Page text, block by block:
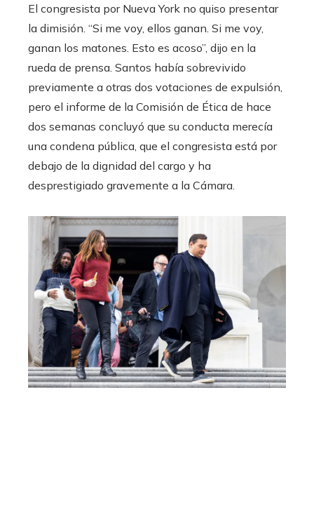
El congresista por Nueva York no quiso presentar
la dimisión. “Si me voy, ellos ganan. Si me voy,
ganan los matones. Esto es acoso”, dijo en la
rueda de prensa. Santos había sobrevivido
previamente a otras dos votaciones de expulsión,
pero el informe de la Comisión de Ética de hace
dos semanas concluyó que su conducta merecía
una condena pública, que el congresista está por
debajo de la dignidad del cargo y ha
desprestigiado gravemente a la Cámara.